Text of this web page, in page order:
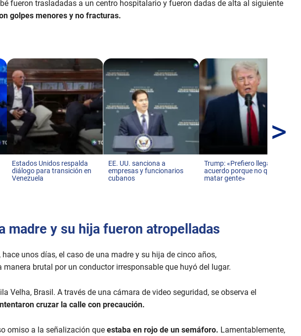
fueron trasladadas a un centro hospitalario y fueron dadas de alta al siguiente
golpes menores y no fracturas.
Estados Unidos respalda
diálogo para transición en
Venezuela
EE. UU. sanciona a
empresas y funcionarios
cubanos
Trump: «Prefiero llegar a un
acuerdo porque no quiero
matar gente»
>
madre y su hija fueron atropelladas
hace unos días, el caso de una madre y su hija de cinco años,
brutal por un conductor irresponsable que huyó del lugar.
Velha, Brasil. A través de una cámara de video seguridad, se observa el
cruzar la calle con precaución.
omiso a la señalización que estaba en rojo de un semáforo. Lamentablemente,